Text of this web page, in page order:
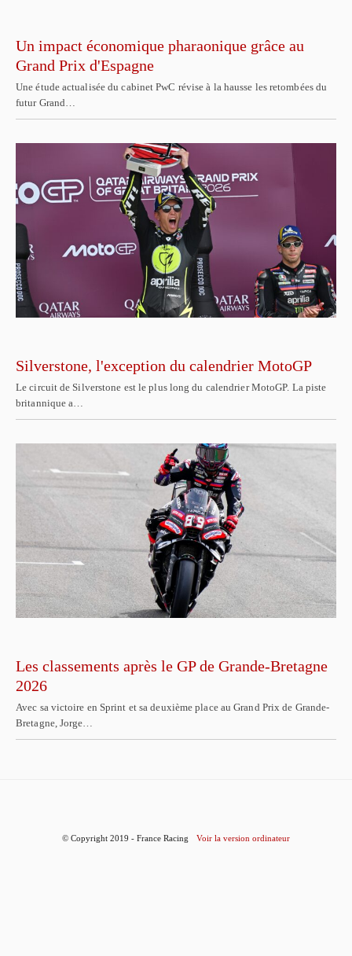
Un impact économique pharaonique grâce au
Grand Prix d'Espagne
Une étude actualisée du cabinet PwC révise à la hausse les retombées du
futur Grand…
Silverstone, l'exception du calendrier MotoGP
Le circuit de Silverstone est le plus long du calendrier MotoGP. La piste
britannique a…
Les classements après le GP de Grande-Bretagne
2026
Avec sa victoire en Sprint et sa deuxième place au Grand Prix de Grande-
Bretagne, Jorge…
© Copyright 2019 - France Racing Voir la version ordinateur